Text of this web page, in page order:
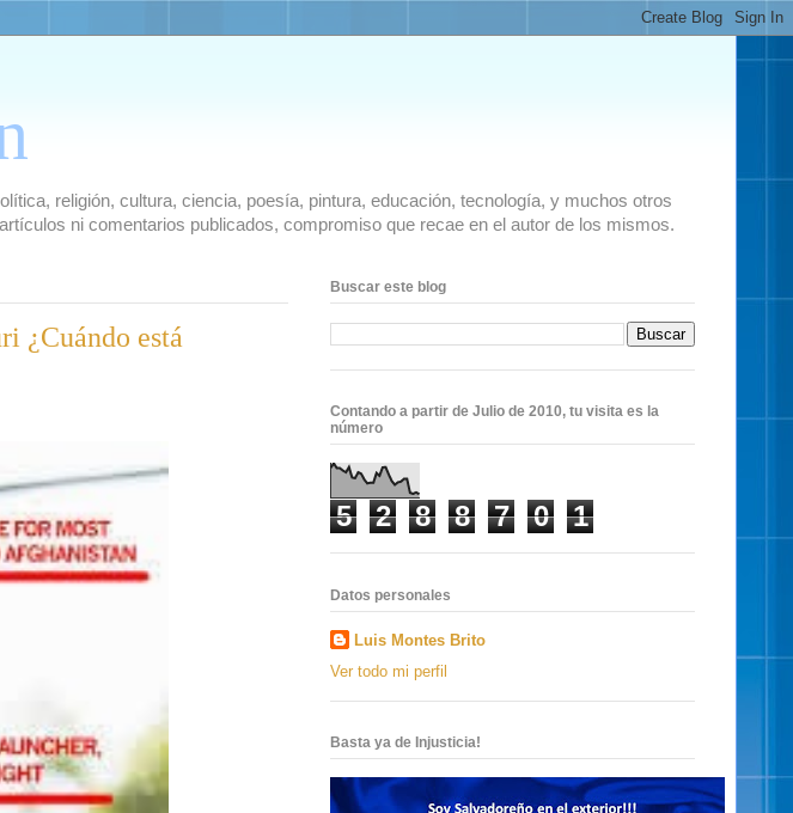
religión, cultura, ciencia, poesía, pintura, educación, tecnología, y muchos otros
ni comentarios publicados, compromiso que recae en el autor de los mismos.
¿Cuándo está
Buscar este blog
Contando a partir de Julio de 2010, tu visita es la
número
5 2 8 8 7 0 1
Datos personales
Luis Montes Brito
Ver todo mi perfil
Basta ya de Injusticia!